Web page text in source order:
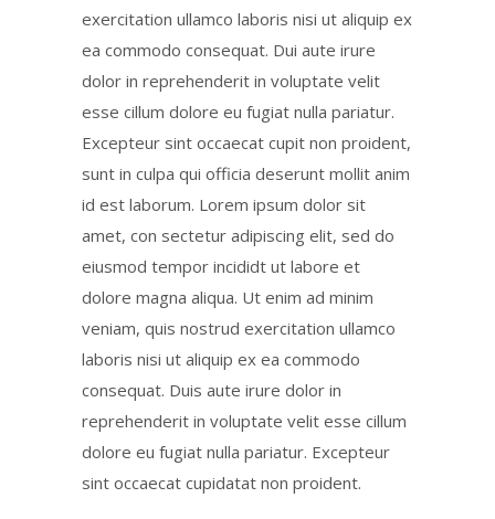
exercitation ullamco laboris nisi ut aliquip ex
ea commodo consequat. Dui aute irure
dolor in reprehenderit in voluptate velit
esse cillum dolore eu fugiat nulla pariatur.
Excepteur sint occaecat cupit non proident,
sunt in culpa qui officia deserunt mollit anim
id est laborum. Lorem ipsum dolor sit
amet, con sectetur adipiscing elit, sed do
eiusmod tempor incididt ut labore et
dolore magna aliqua. Ut enim ad minim
veniam, quis nostrud exercitation ullamco
laboris nisi ut aliquip ex ea commodo
consequat. Duis aute irure dolor in
reprehenderit in voluptate velit esse cillum
dolore eu fugiat nulla pariatur. Excepteur
sint occaecat cupidatat non proident.